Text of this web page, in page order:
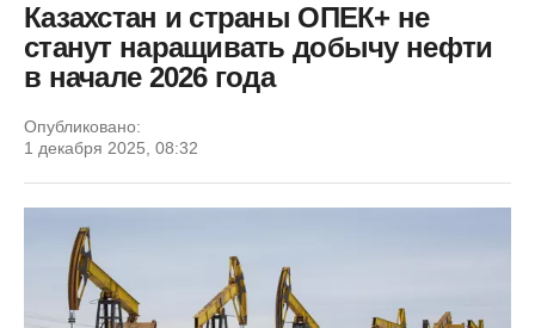
Казахстан и страны ОПЕК+ не
станут наращивать добычу нефти
в начале 2026 года
Опубликовано:
1 декабря 2025, 08:32